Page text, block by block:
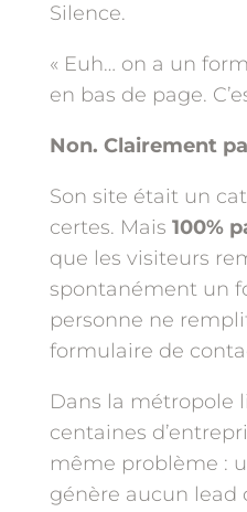
Silence.
« Euh… on a un
en bas de page.
Non. Clairement
Son site était un
certes. Mais 100%
que les visiteurs
spontanément un
personne ne
formulaire de
Dans la métropole
centaines
même problème :
génère aucun lead